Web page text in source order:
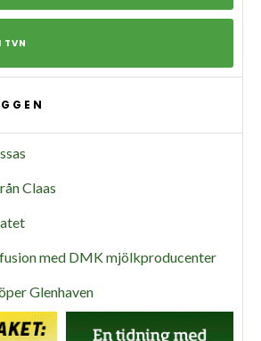
TVN
Claas
med DMK mjölkproducenter
Glenhaven